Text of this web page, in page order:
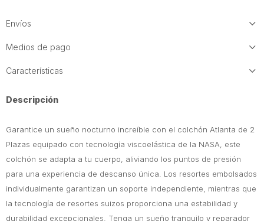
Envíos
Medios de pago
Características
Descripción
Garantice un sueño nocturno increíble con el colchón Atlanta de 2
Plazas equipado con tecnología viscoelástica de la NASA, este
colchón se adapta a tu cuerpo, aliviando los puntos de presión
para una experiencia de descanso única. Los resortes embolsados
individualmente garantizan un soporte independiente, mientras que
la tecnología de resortes suizos proporciona una estabilidad y
durabilidad excepcionales. Tenga un sueño tranquilo y reparador